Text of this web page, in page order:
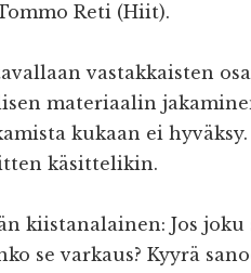
Reti (Hiit).
vastakkaisten
materiaalin
kukaan ei
käsittelikin.
kiistanalainen: Jos
se varkaus? Kyyrä